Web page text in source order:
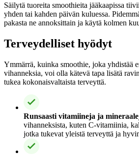
Säilytä tuoreita smoothieita jääkaapissa
yhden tai kahden päivän kuluessa.
pakasta ne annoksittain ja käytä kolmen
Terveydelliset hyödyt
Ymmärrä, kuinka smoothie, joka yhdistää
vihanneksia, voi olla kätevä tapa lisätä
tukea kokonaisvaltaista terveyttä.
Runsaasti vitamiineja ja
vihanneksista, kuten C-vitamiinia,
jotka tukevat yleistä terveyttä ja